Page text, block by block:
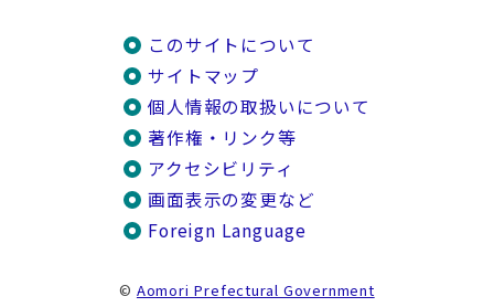
このサイトについて
サイトマップ
個人情報の取扱いについて
著作権・リンク等
アクセシビリティ
画面表示の変更など
Foreign Language
© Aomori Prefectural Government